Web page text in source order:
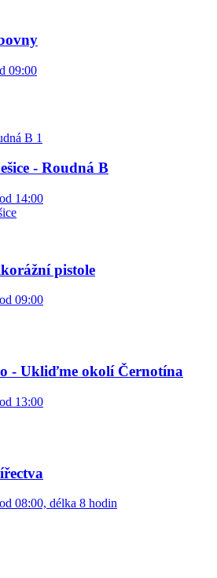
09:00
- Roudná B
14:00
pistole
09:00
- Ukliďme okolí Černotína
13:00
08:00, délka 8 hodin